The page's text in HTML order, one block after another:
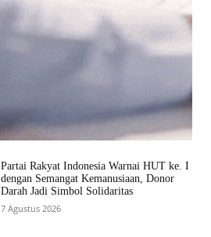
Partai Rakyat Indonesia Warnai HUT ke. I
dengan Semangat Kemanusiaan, Donor
Darah Jadi Simbol Solidaritas
7 Agustus 2026